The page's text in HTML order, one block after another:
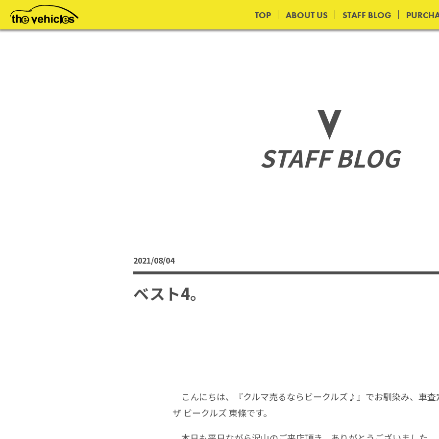
TOP ABOUT US STAFF BLOG
STAFF BLOG
ベスト4。
2021/08/04
こんにちは、『クルマ売るならビークルズ♪』でお馴染み、車査
ザ ビークルズ 東條です。